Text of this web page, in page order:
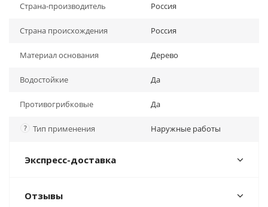
Страна-производитель Россия
Страна происхождения Россия
Материал основания Дерево
Водостойкие Да
Противогрибковые Да
? Тип применения Наружные работы
Экспресс-доставка
Отзывы